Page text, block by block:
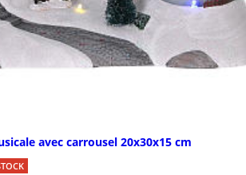
avec carrousel 20x30x15 cm